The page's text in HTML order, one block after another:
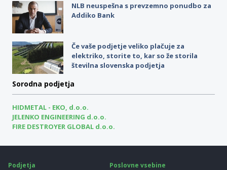
NLB neuspešna s prevzemno ponudbo za
Addiko Bank
Če vaše podjetje veliko plačuje za
elektriko, storite to, kar so že storila
številna slovenska podjetja
Sorodna podjetja
HIDMETAL - EKO, d.o.o.
JELENKO ENGINEERING d.o.o.
FIRE DESTROYER GLOBAL d.o.o.
Podjetja
Poslovne vsebine